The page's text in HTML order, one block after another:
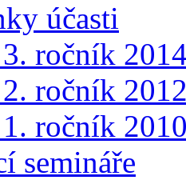
účasti
ročník
ročník
ročník
semináře